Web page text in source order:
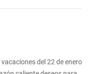
del 22 de enero